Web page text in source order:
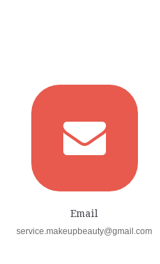
Email
service.makeupbeauty@gmail.com